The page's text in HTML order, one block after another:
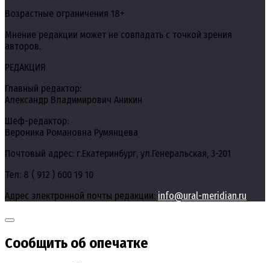
Возрастные ограничения 18+
Мнение редакции может не совпадать с точкой зрения
авторов.
РЕДАКЦИЯ
Главный редактор:
Александр Владимирович Аникин
Шеф-редактор:
Вероника Романовна Румянцева
Почтовый адрес: г.Екатеринбург, ул.Генеральская, 3-201
Тел: 8 ( 912 ) 600 19 10
Адрес электронной почты редакции: info@ural-meridian.ru
Сообщить об опечатке